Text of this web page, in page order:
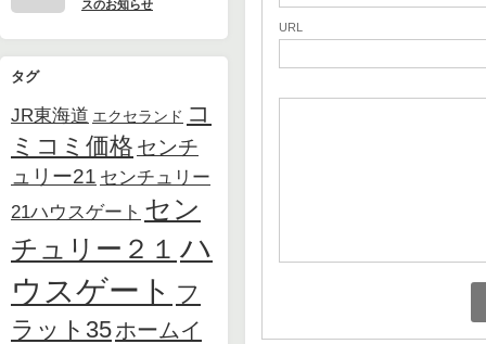
スのお知らせ
タグ
JR東海道 エクセランド コ
ミコミ価格 センチ
ュリー21 センチュリー
21ハウスゲート セン
チュリー２１ ハ
ウスゲート フ
ラット35ホームイ
URL